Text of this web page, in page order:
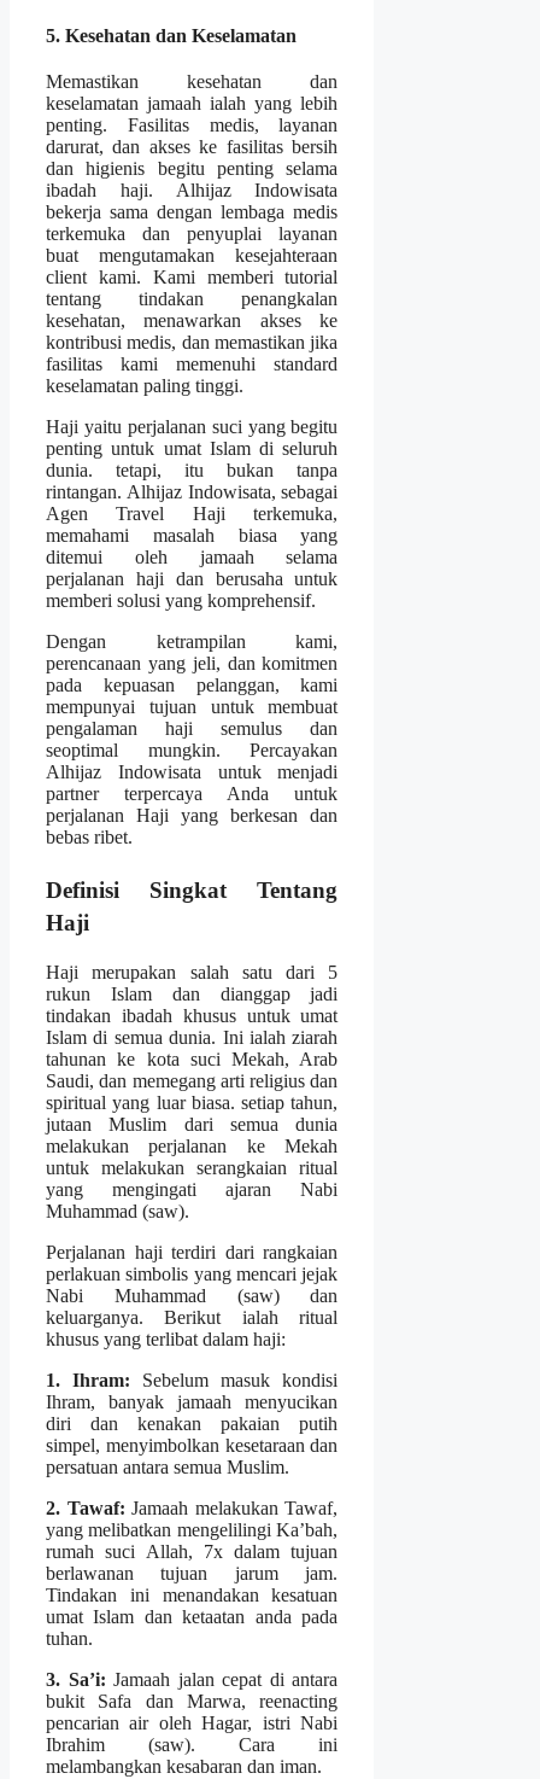
5. Kesehatan dan Keselamatan
Memastikan kesehatan dan
keselamatan jamaah ialah yang lebih
penting. Fasilitas medis, layanan
darurat, dan akses ke fasilitas bersih
dan higienis begitu penting selama
ibadah haji. Alhijaz Indowisata
bekerja sama dengan lembaga medis
terkemuka dan penyuplai layanan
buat mengutamakan kesejahteraan
client kami. Kami memberi tutorial
tentang tindakan penangkalan
kesehatan, menawarkan akses ke
kontribusi medis, dan memastikan jika
fasilitas kami memenuhi standard
keselamatan paling tinggi.
Haji yaitu perjalanan suci yang begitu
penting untuk umat Islam di seluruh
dunia. tetapi, itu bukan tanpa
rintangan. Alhijaz Indowisata, sebagai
Agen Travel Haji terkemuka,
memahami masalah biasa yang
ditemui oleh jamaah selama
perjalanan haji dan berusaha untuk
memberi solusi yang komprehensif.
Dengan ketrampilan kami,
perencanaan yang jeli, dan komitmen
pada kepuasan pelanggan, kami
mempunyai tujuan untuk membuat
pengalaman haji semulus dan
seoptimal mungkin. Percayakan
Alhijaz Indowisata untuk menjadi
partner terpercaya Anda untuk
perjalanan Haji yang berkesan dan
bebas ribet.
Definisi Singkat Tentang
Haji
Haji merupakan salah satu dari 5
rukun Islam dan dianggap jadi
tindakan ibadah khusus untuk umat
Islam di semua dunia. Ini ialah ziarah
tahunan ke kota suci Mekah, Arab
Saudi, dan memegang arti religius dan
spiritual yang luar biasa. setiap tahun,
jutaan Muslim dari semua dunia
melakukan perjalanan ke Mekah
untuk melakukan serangkaian ritual
yang mengingati ajaran Nabi
Muhammad (saw).
Perjalanan haji terdiri dari rangkaian
perlakuan simbolis yang mencari jejak
Nabi Muhammad (saw) dan
keluarganya. Berikut ialah ritual
khusus yang terlibat dalam haji:
1. Ihram: Sebelum masuk kondisi
Ihram, banyak jamaah menyucikan
diri dan kenakan pakaian putih
simpel, menyimbolkan kesetaraan dan
persatuan antara semua Muslim.
2. Tawaf: Jamaah melakukan Tawaf,
yang melibatkan mengelilingi Ka’bah,
rumah suci Allah, 7x dalam tujuan
berlawanan tujuan jarum jam.
Tindakan ini menandakan kesatuan
umat Islam dan ketaatan anda pada
tuhan.
3. Sa’i: Jamaah jalan cepat di antara
bukit Safa dan Marwa, reenacting
pencarian air oleh Hagar, istri Nabi
Ibrahim (saw). Cara ini
melambangkan kesabaran dan iman.